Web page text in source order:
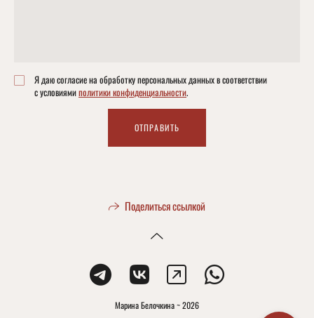
Я даю согласие на обработку персональных данных в соответствии
с условиямиполитики конфиденциальности.
ОТПРАВИТЬ
Поделиться ссылкой
Марина Белочкина ~ 2026